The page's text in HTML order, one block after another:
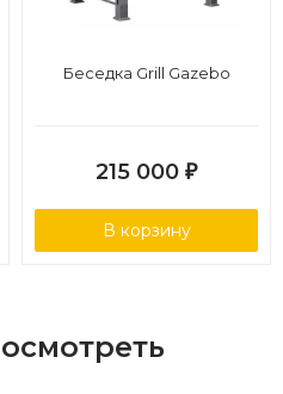
Беседка Grill Gazebo
215 000 ₽
В корзину